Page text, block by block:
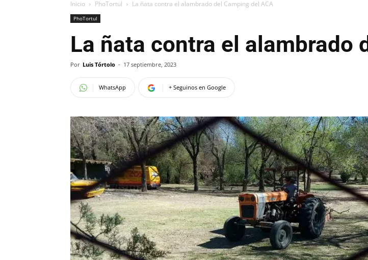
Inicio PhoTortul La ñata contra el alambrado del Camping del ACA
PhoTortul
La ñata contra el alambrado
Por Luis Tórtolo - 17 septiembre, 2023
WhatsApp + Seguinos en Google